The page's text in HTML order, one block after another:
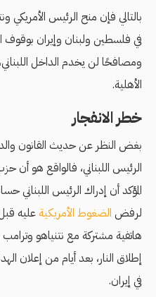
بالتالي فإن منح الرئيس الأمريكي
في فلسطين ولبنان وإيران بوقوف
ومصافحًا لن يخدم الداخل
الأهلية.
خطر الانفجار
بغض النظر عن حديث القانون
الرئيس اللبناني، فالواقع هو
المؤكد أن إدراك الرئيس
لرفض الضغوط الأمريكية عليه
هاتفية مشتركة مع نتنياهو
إطلاق النار، بعد أيام من إعلان
في إيران.